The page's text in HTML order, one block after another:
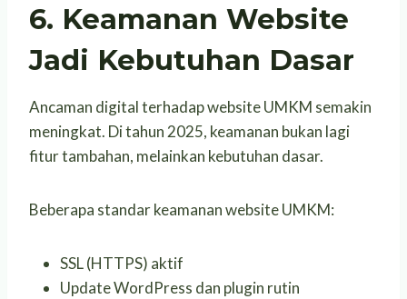
6. Keamanan Website
Jadi Kebutuhan Dasar
Ancaman digital terhadap website UMKM semakin
meningkat. Di tahun 2025, keamanan bukan lagi
fitur tambahan, melainkan kebutuhan dasar.
Beberapa standar keamanan website UMKM:
SSL (HTTPS) aktif
Update WordPress dan plugin rutin